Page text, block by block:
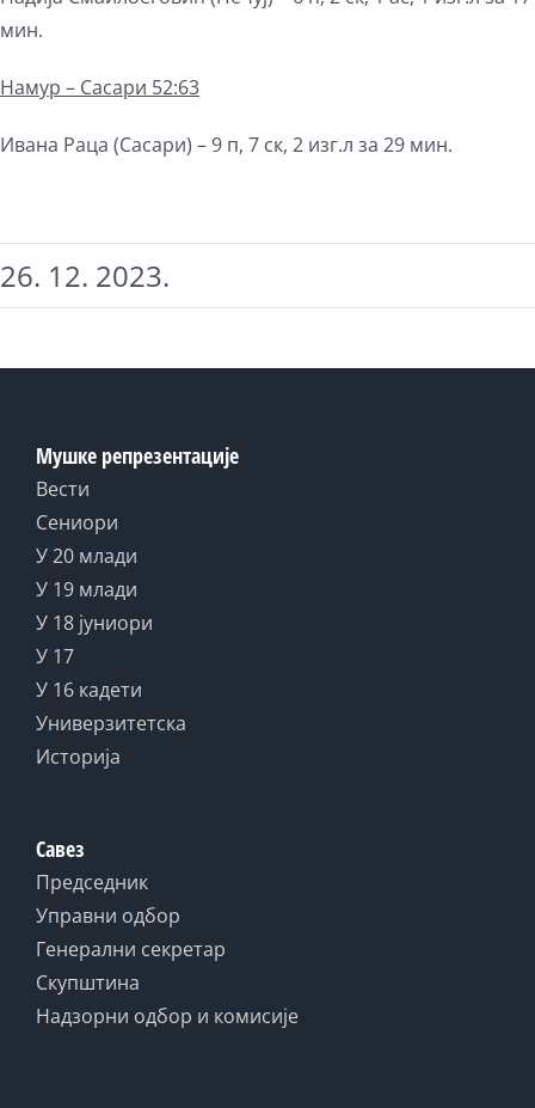
мин.
Намур – Сасари 52:63
Ивана Раца (Сасари) – 9 п, 7 ск, 2 изг.л за 29 мин.
26. 12. 2023.
Мушке репрезентације
Вести
Сениори
У 20 млади
У 19 млади
У 18 јуниори
У 17
У 16 кадети
Универзитетска
Историја
Савез
Председник
Управни одбор
Генерални секретар
Скупштина
Надзорни одбор и комисије